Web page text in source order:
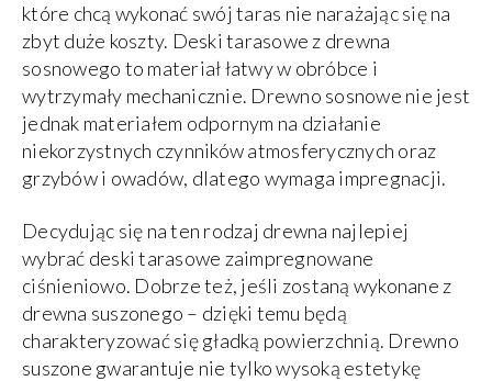
które chcą wykonać swój taras nie narażając się na
zbyt duże koszty. Deski tarasowe z drewna
sosnowego to materiał łatwy w obróbce i
wytrzymały mechanicznie. Drewno sosnowe nie jest
jednak materiałem odpornym na działanie
niekorzystnych czynników atmosferycznych oraz
grzybów i owadów, dlatego wymaga impregnacji.
Decydując się na ten rodzaj drewna najlepiej
wybrać deski tarasowe zaimpregnowane
ciśnieniowo. Dobrze też, jeśli zostaną wykonane z
drewna suszonego – dzięki temu będą
charakteryzować się gładką powierzchnią. Drewno
suszone gwarantuje nie tylko wysoką estetykę